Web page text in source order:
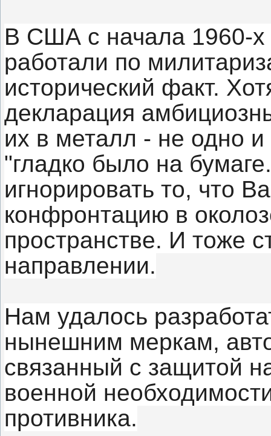
В США с начала 1960-х
работали по
исторический факт.
декларация
их в металл - не одно
"гладко было на
игнорировать то, что
конфронтацию в
пространстве. И тоже
направлении.
Нам удалось
нынешним меркам,
связанный с защитой
военной
противника.